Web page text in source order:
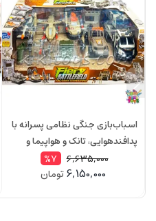
اسباب‌بازی جنگی نظامی پسرانه با
پدافندهوایی، تانک و هواپیما و
سرباز با تجهیزات موزیکال WAR
6,635,000
%7
6,150,000تومان